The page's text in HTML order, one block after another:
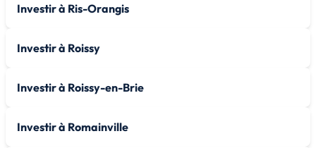
Investir à Ris-Orangis
Investir à Roissy
Investir à Roissy-en-Brie
Investir à Romainville